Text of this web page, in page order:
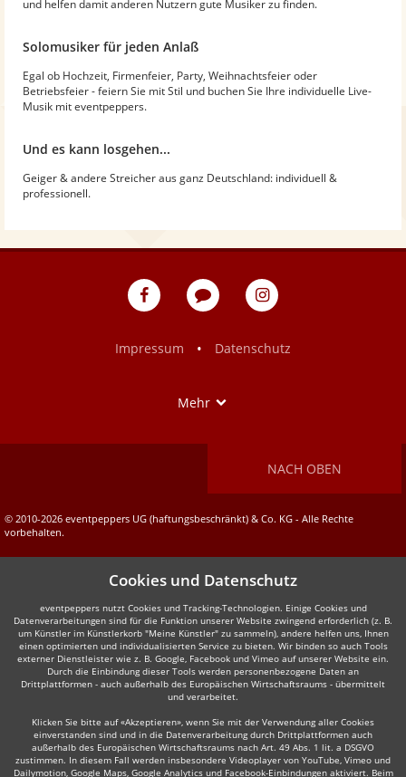
und helfen damit anderen Nutzern gute Musiker zu finden.
Solomusiker für jeden Anlaß
Egal ob Hochzeit, Firmenfeier, Party, Weihnachtsfeier oder
Betriebsfeier - feiern Sie mit Stil und buchen Sie Ihre individuelle Live-
Musik mit eventpeppers.
Und es kann losgehen...
Geiger & andere Streicher aus ganz Deutschland: individuell &
professionell.
eventpeppers
Blog
eventpeppers
Impressum
• Datenschutz
Mehr
NACH OBEN
© 2010-2026 eventpeppers UG (haftungsbeschränkt) & Co. KG - Alle Rechte
vorbehalten.
Cookies und Datenschutz
eventpeppers nutzt Cookies und Tracking-Technologien. Einige Cookies und
Datenverarbeitungen sind für die Funktion unserer Website zwingend erforderlich (z. B.
um Künstler im Künstlerkorb "Meine Künstler" zu sammeln), andere helfen uns, Ihnen
einen optimierten und individualisierten Service zu bieten. Wir binden so auch Tools
externer Dienstleister wie z. B. Google, Facebook und Vimeo auf unserer Website ein.
Durch die Einbindung dieser Tools werden personenbezogene Daten an
Drittplattformen - auch außerhalb des Europäischen Wirtschaftsraums - übermittelt
und verarbeitet.
Klicken Sie bitte auf «Akzeptieren», wenn Sie mit der Verwendung aller Cookies
einverstanden sind und in die Datenverarbeitung durch Drittplattformen auch
außerhalb des Europäischen Wirtschaftsraums nach Art. 49 Abs. 1 lit. a DSGVO
zustimmen. In diesem Fall werden insbesondere Videoplayer von YouTube, Vimeo und
Dailymotion, Google Maps, Google Analytics und Facebook-Einbindungen aktiviert. Beim